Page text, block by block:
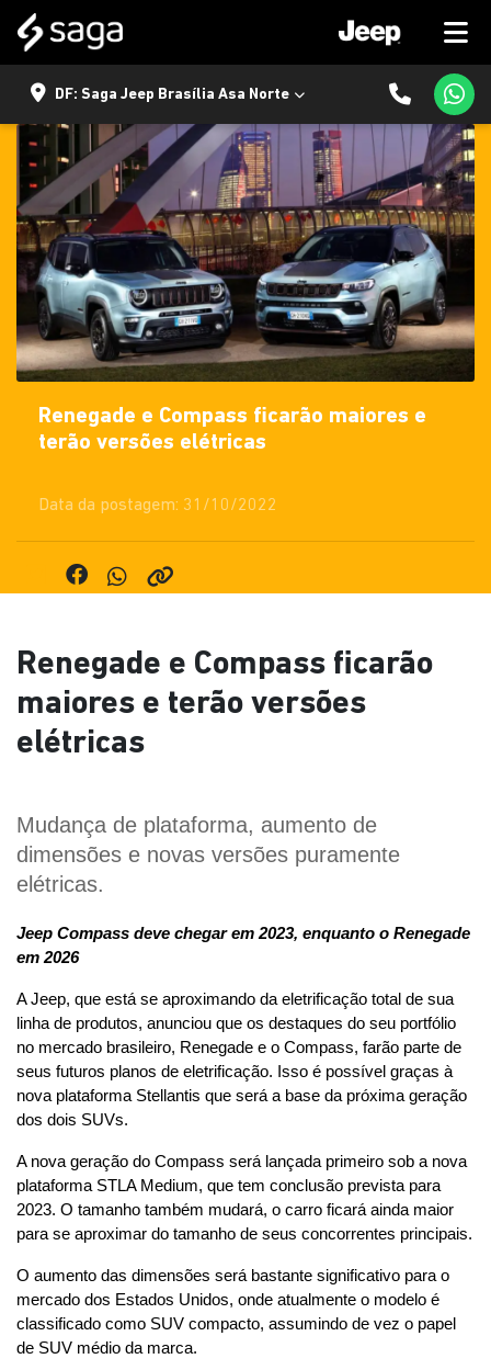
DF: Saga Jeep Brasília Asa Norte
Renegade e Compass ficarão maiores e
terão versões elétricas
Data da postagem: 31/10/2022
Renegade e Compass ficarão
maiores e terão versões
elétricas
Mudança de plataforma, aumento de
dimensões e novas versões puramente
elétricas.
Jeep Compass deve chegar em 2023, enquanto o Renegade
em 2026
A Jeep, que está se aproximando da eletrificação total de sua
linha de produtos, anunciou que os destaques do seu portfólio
no mercado brasileiro, Renegade e o Compass, farão parte de
seus futuros planos de eletrificação. Isso é possível graças à
nova plataforma Stellantis que será a base da próxima geração
dos dois SUVs.
A nova geração do Compass será lançada primeiro sob a nova
plataforma STLA Medium, que tem conclusão prevista para
2023. O tamanho também mudará, o carro ficará ainda maior
para se aproximar do tamanho de seus concorrentes principais.
O aumento das dimensões será bastante significativo para o
mercado dos Estados Unidos, onde atualmente o modelo é
classificado como SUV compacto, assumindo de vez o papel
de SUV médio da marca.